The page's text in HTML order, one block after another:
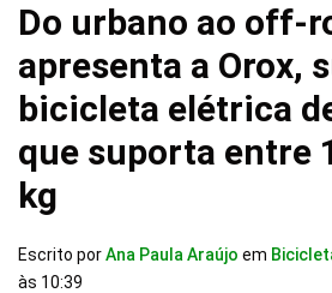
Do urbano ao off-
apresenta a Orox,
bicicleta elétrica
que suporta entre
kg
Escrito porAna Paula Araújo em
às 10:39